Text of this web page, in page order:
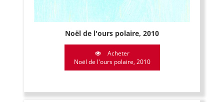
Noël de l'ours polaire, 2010
Acheter
Noël de l'ours polaire, 2010